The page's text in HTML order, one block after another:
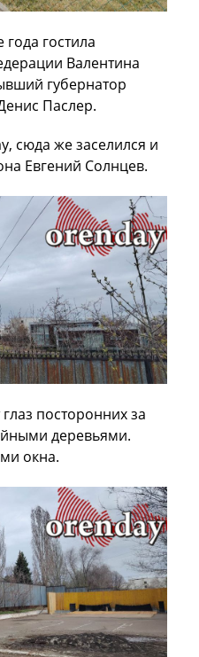
гостила
Валентина
губернатор
Паслер.
сюда же заселился и
Евгений Солнцев.
посторонних за
деревьями.
окна.